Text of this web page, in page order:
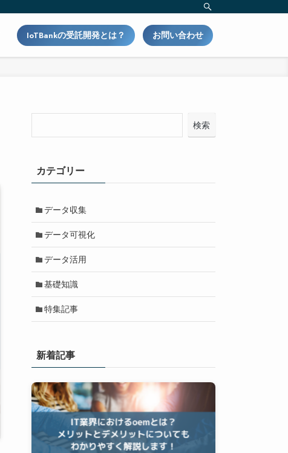
IoTBankの受託開発とは？ お問い合わせ
検索
カテゴリー
データ収集
データ可視化
データ活用
基礎知識
特集記事
新着記事